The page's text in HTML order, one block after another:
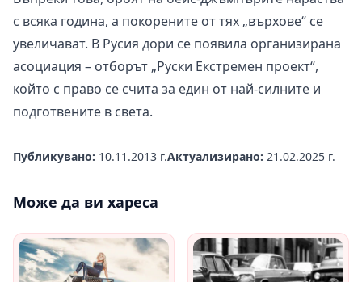
с всяка година, а покорените от тях „върхове“ се
увеличават. В Русия дори се появила организирана
асоциация – отборът „Руски Екстремен проект“,
който с право се счита за един от най-силните и
подготвените в света.
Публикувано: 10.11.2013 г.Актуализирано: 21.02.2025 г.
Може да ви хареса